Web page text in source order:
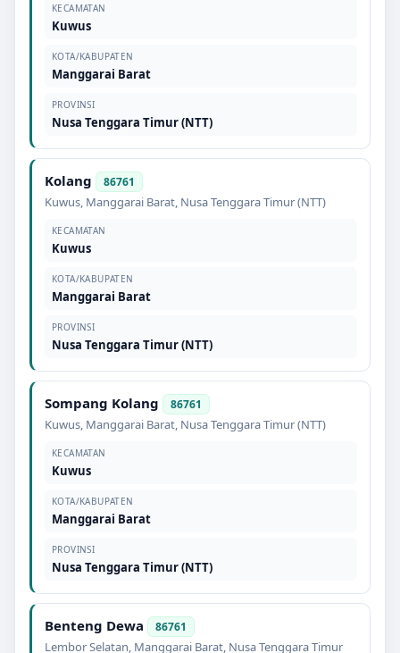
KECAMATAN
Kuwus
KOTA/KABUPATEN
Manggarai Barat
PROVINSI
Nusa Tenggara Timur (NTT)
Kolang 86761
Kuwus, Manggarai Barat, Nusa Tenggara Timur (NTT)
KECAMATAN
Kuwus
KOTA/KABUPATEN
Manggarai Barat
PROVINSI
Nusa Tenggara Timur (NTT)
Sompang Kolang 86761
Kuwus, Manggarai Barat, Nusa Tenggara Timur (NTT)
KECAMATAN
Kuwus
KOTA/KABUPATEN
Manggarai Barat
PROVINSI
Nusa Tenggara Timur (NTT)
Benteng Dewa 86761
Lembor Selatan, Manggarai Barat, Nusa Tenggara Timur